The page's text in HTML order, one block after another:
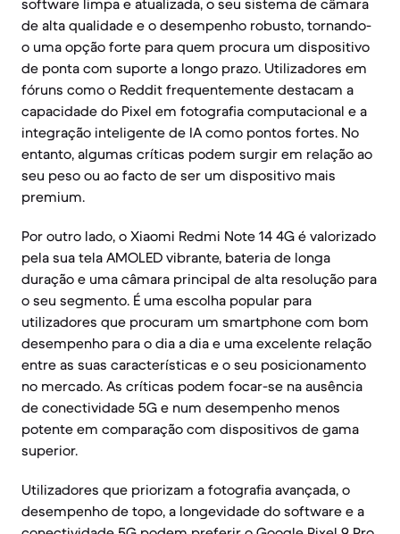
software limpa e atualizada, o seu sistema de câmara
de alta qualidade e o desempenho robusto, tornando-
o uma opção forte para quem procura um dispositivo
de ponta com suporte a longo prazo. Utilizadores em
fóruns como o Reddit frequentemente destacam a
capacidade do Pixel em fotografia computacional e a
integração inteligente de IA como pontos fortes. No
entanto, algumas críticas podem surgir em relação ao
seu peso ou ao facto de ser um dispositivo mais
premium.
Por outro lado, o Xiaomi Redmi Note 14 4G é valorizado
pela sua tela AMOLED vibrante, bateria de longa
duração e uma câmara principal de alta resolução para
o seu segmento. É uma escolha popular para
utilizadores que procuram um smartphone com bom
desempenho para o dia a dia e uma excelente relação
entre as suas características e o seu posicionamento
no mercado. As críticas podem focar-se na ausência
de conectividade 5G e num desempenho menos
potente em comparação com dispositivos de gama
superior.
Utilizadores que priorizam a fotografia avançada, o
desempenho de topo, a longevidade do software e a